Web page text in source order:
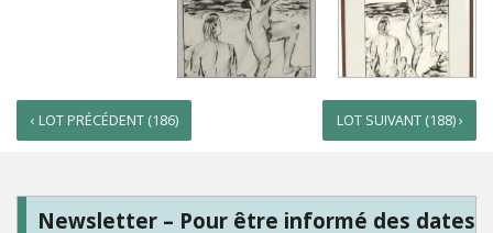
‹ LOT PRÉCÉDENT (186) LOT SUIVANT (188) ›
Newsletter – Pour être informé des dates